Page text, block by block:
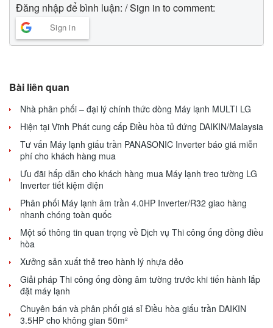
Đăng nhập để bình luận: / Sign in to comment:
Sign in
Bài liên quan
Nhà phân phối – đại lý chính thức dòng Máy lạnh MULTI LG
Hiện tại Vĩnh Phát cung cấp Điều hòa tủ đứng DAIKIN/Malaysia
Tư vấn Máy lạnh giấu trần PANASONIC Inverter báo giá miễn
phí cho khách hàng mua
Ưu đãi hấp dẫn cho khách hàng mua Máy lạnh treo tường LG
Inverter tiết kiệm điện
Phân phối Máy lạnh âm trần 4.0HP Inverter/R32 giao hàng
nhanh chóng toàn quốc
Một số thông tin quan trọng về Dịch vụ Thi công ống đồng điều
hòa
Xưởng sản xuất thẻ treo hành lý nhựa dẻo
Giải pháp Thi công ống đồng âm tường trước khi tiến hành lắp
đặt máy lạnh
Chuyên bán và phân phối giá sỉ Điều hòa giấu trần DAIKIN
3.5HP cho không gian 50m²